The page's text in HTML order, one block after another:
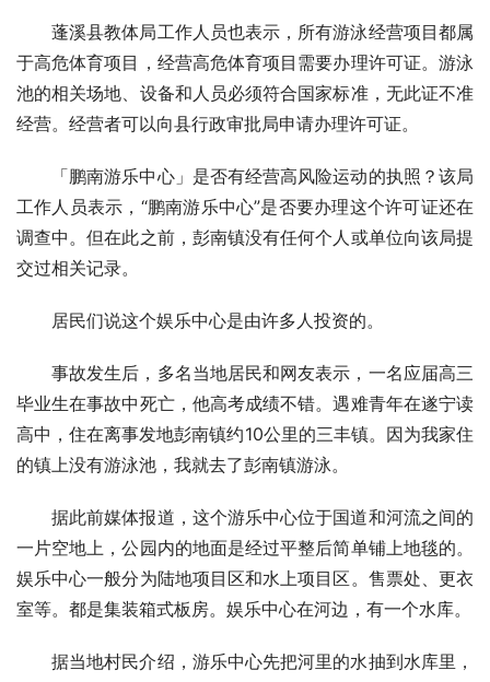
蓬溪县教体局工作人员也表示，所有游泳经营项目都属
于高危体育项目，经营高危体育项目需要办理许可证。游泳
池的相关场地、设备和人员必须符合国家标准，无此证不准
经营。经营者可以向县行政审批局申请办理许可证。
「鹏南游乐中心」是否有经营高风险运动的执照？该局
工作人员表示，“鹏南游乐中心”是否要办理这个许可证还在
调查中。但在此之前，彭南镇没有任何个人或单位向该局提
交过相关记录。
居民们说这个娱乐中心是由许多人投资的。
事故发生后，多名当地居民和网友表示，一名应届高三
毕业生在事故中死亡，他高考成绩不错。遇难青年在遂宁读
高中，住在离事发地彭南镇约10公里的三丰镇。因为我家住
的镇上没有游泳池，我就去了彭南镇游泳。
据此前媒体报道，这个游乐中心位于国道和河流之间的
一片空地上，公园内的地面是经过平整后简单铺上地毯的。
娱乐中心一般分为陆地项目区和水上项目区。售票处、更衣
室等。都是集装箱式板房。娱乐中心在河边，有一个水库。
据当地村民介绍，游乐中心先把河里的水抽到水库里，